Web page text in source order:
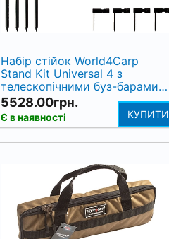
Набір стійок World4Carp
Stand Kit Universal 4 з
телескопічними буз-барами
на 4 вудилища
5528.00грн.
Є в наявності КУПИТИ